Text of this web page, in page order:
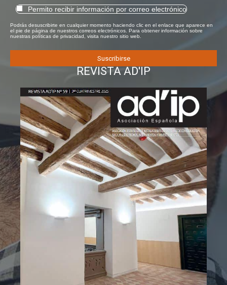
Permito recibir información por correo electrónico
Podrás desuscribirte en cualquier momento haciendo clic en el enlace que aparece en
el pie de página de nuestros correos electrónicos. Para obtener información sobre
nuestras políticas de privacidad, visita nuestro sitio web.
REVISTA AD'IP